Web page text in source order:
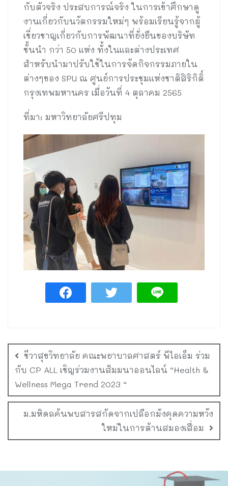
กับตัวจริง ประสบการณ์จริง ในการเข้าศึกษาดู
งานเกี่ยวกับนวัตกรรมใหม่ๆ พร้อมเรียนรู้จากผู้
เชี่ยวชาญเกี่ยวกับการพัฒนาที่ยั่งยืนของบริษัท
ชั้นนำ กว่า 50 แห่ง ทั้งในและต่างประเทศ
สำหรับนำมาปรับใช้ในการจัดกิจกรรมภายใน
ต่างๆของ SPU ณ ศูนย์การประชุมแห่งชาติสิริกิติ์
กรุงเทพมหานคร เมื่อวันที่ 4 ตุลาคม 2565
ที่มา: มหาวิทยาลัยศรีปทุม
ชีวาสุขวิทยาลัย คณะพยาบาลศาสตร์ พีไอเอ็ม ร่วม
กับ CP ALL เชิญร่วมงานสัมมนาออนไลน์ “Health &
Wellness Mega Trend 2023 “
ม.มหิดลค้นพบสารสกัดจากเปลือกมังคุดความหวัง
ใหม่ในการต้านสมองเสื่อม